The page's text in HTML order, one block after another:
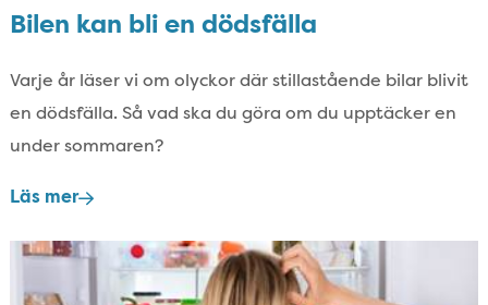
Bilen kan bli en dödsfälla
Varje år läser vi om olyckor där stillastående bilar blivit
en dödsfälla.​ Så vad ska du göra om du upptäcker en
under sommaren?
Läs mer